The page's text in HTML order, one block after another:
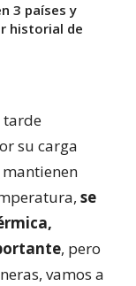
3 países y
historial de
tarde
su carga
se
, pero
vamos a